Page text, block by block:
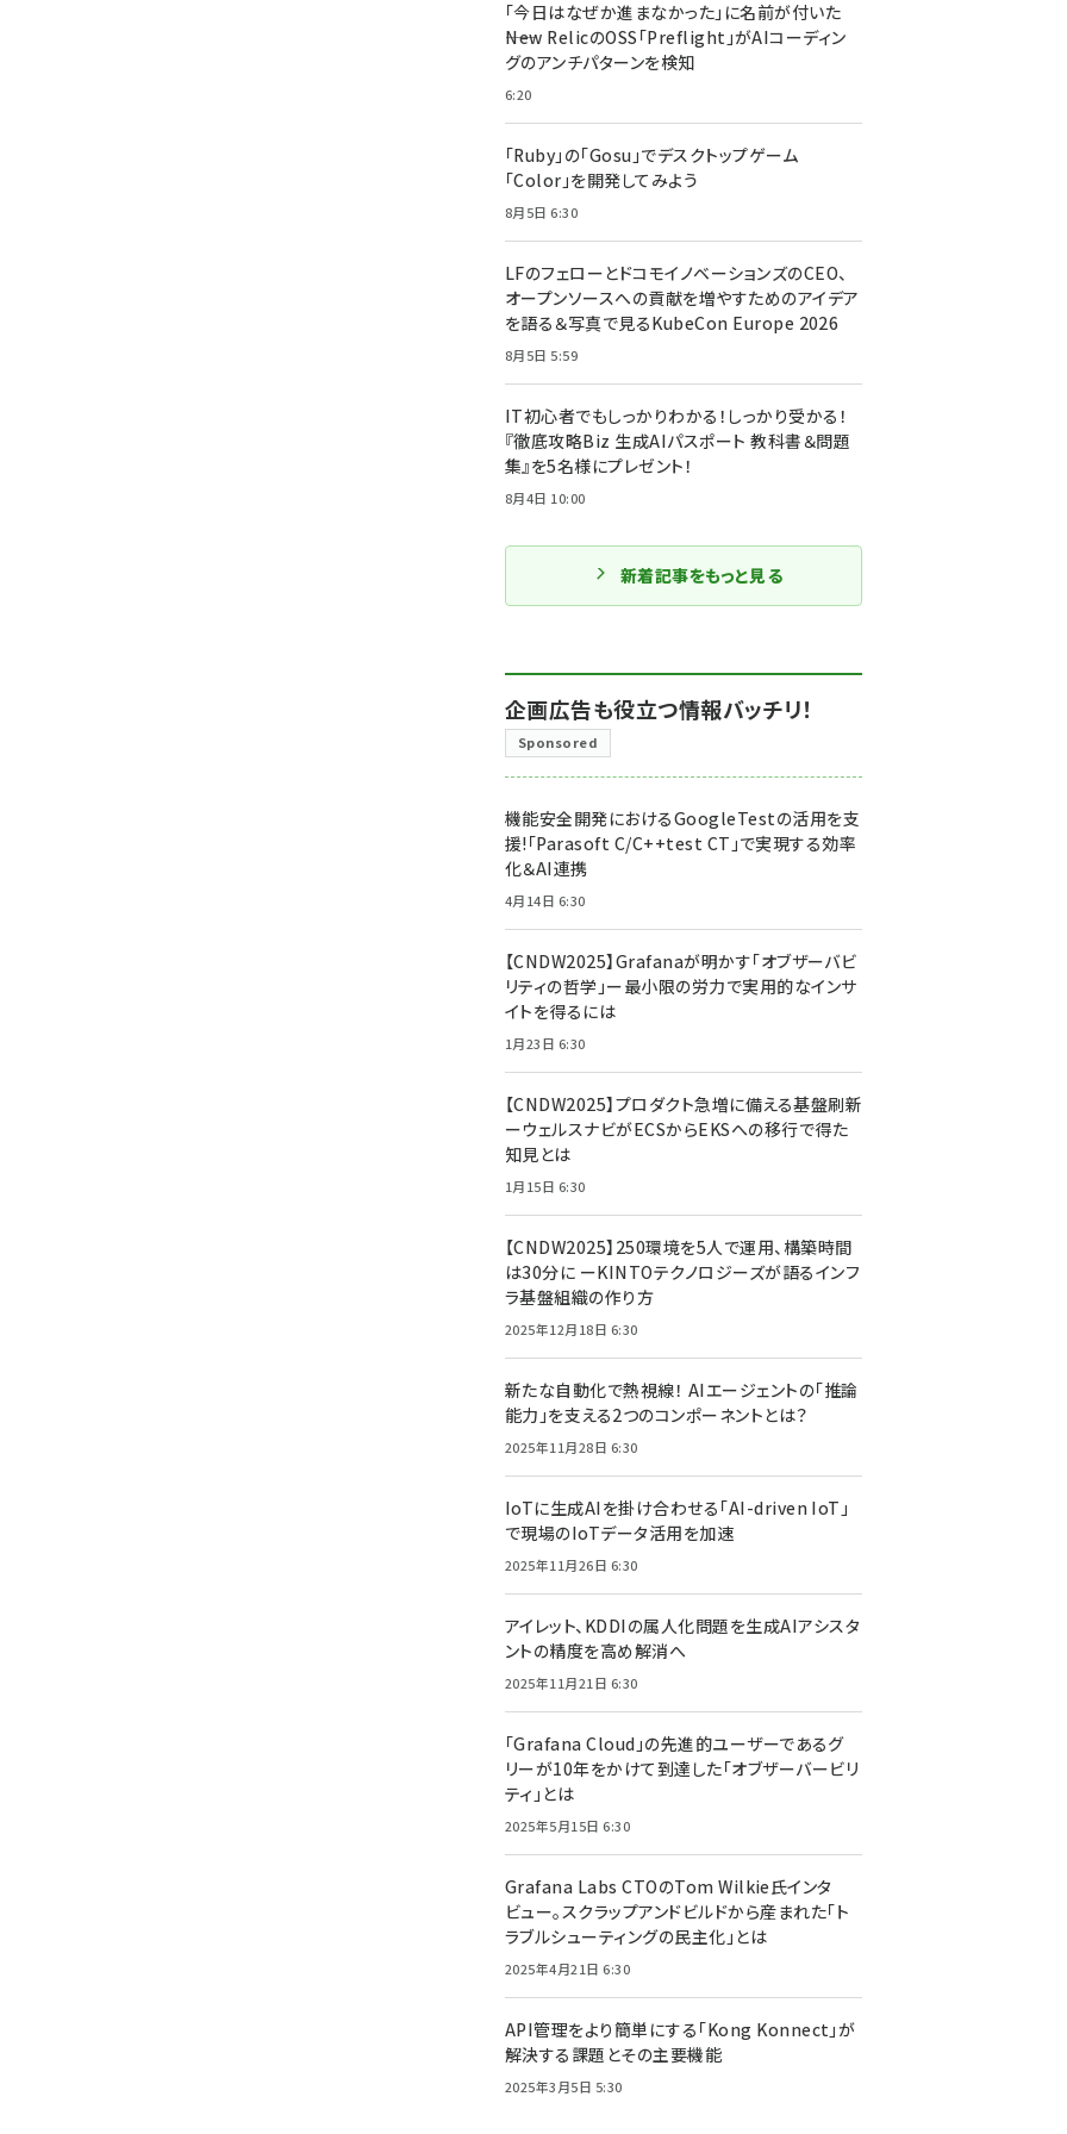
「今日はなぜか進まなかった」に名前が付いた
――New RelicのOSS「Preflight」がAIコーディン
グのアンチパターンを検知
6:20
「Ruby」の「Gosu」でデスクトップゲーム
「Color」を開発してみよう
8月5日 6:30
LFのフェローとドコモイノベーションズのCEO、
オープンソースへの貢献を増やすためのアイデア
を語る＆写真で見るKubeCon Europe 2026
8月5日 5:59
IT初心者でもしっかりわかる！しっかり受かる！
『徹底攻略Biz 生成AIパスポート 教科書＆問題
集』を5名様にプレゼント！
8月4日 10:00
新着記事をもっと見る
企画広告も役立つ情報バッチリ！
Sponsored
機能安全開発におけるGoogleTestの活用を支
援!「Parasoft C/C++test CT」で実現する効率
化＆AI連携
4月14日 6:30
【CNDW2025】Grafanaが明かす「オブザーバビ
リティの哲学」ー最小限の労力で実用的なインサ
イトを得るには
1月23日 6:30
【CNDW2025】プロダクト急増に備える基盤刷新
ーウェルスナビがECSからEKSへの移行で得た
知見とは
1月15日 6:30
【CNDW2025】250環境を5人で運用、構築時間
は30分に ーKINTOテクノロジーズが語るインフ
ラ基盤組織の作り方
2025年12月18日 6:30
新たな自動化で熱視線！ AIエージェントの「推論
能力」を支える2つのコンポーネントとは？
2025年11月28日 6:30
IoTに生成AIを掛け合わせる「AI-driven IoT」
で現場のIoTデータ活用を加速
2025年11月26日 6:30
アイレット、KDDIの属人化問題を生成AIアシスタ
ントの精度を高め解消へ
2025年11月21日 6:30
「Grafana Cloud」の先進的ユーザーであるグ
リーが10年をかけて到達した「オブザーバービリ
ティ」とは
2025年5月15日 6:30
Grafana Labs CTOのTom Wilkie氏インタ
ビュー。スクラップアンドビルドから産まれた「ト
ラブルシューティングの民主化」とは
2025年4月21日 6:30
API管理をより簡単にする「Kong Konnect」が
解決する課題とその主要機能
2025年3月5日 5:30